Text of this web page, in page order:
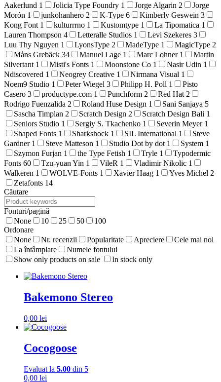
Aakerlund 1 Jolicia Type Foundry 1 Jorge Algarin 2
Jorge
Morón 1 junkohanhero 2 K-Type 6 Kimberly Geswein 3
Kong Font 1 kulturrrno 1 Kustomtype 1 La Tipomatica 1
Lauren Thompson 4 Letteralle Studios 1 Levi Szekeres 3
Luu Thy Nguyen 1 LyonsType 2 MadeType 1 MagicType 2
Måns Grebäck 34 Manuel Lage 1 Marc Lohner 1
Martin
Silvertant 1 Misti's Fonts 1 Moonstone Co 1 Nasir Udin 1
Ndiscovered 1 Neogrey Creative 1 Nirmana Visual 1
Noem9 Studio 1 Peter Wiegel 3 Philipp H. Poll 1
Pisto
Casero 3 productype.com 1 Punchform 2 Red Hat 2
Rodrigo Fuenzalida 2 Roland Huse Design 1 Sani Sanjaya 5
Sascha Timplan 2 Scratch Design 2 Scratch Design Bali 1
Seniors Studio 1 Sergiy S. Tkachenko 1 Severin Meyer 1
Shaped Fonts 1 Sharkshock 1 SIL International 1
Steve
Gardner 1 Steve Matteson 1 Studio Dot by dot 1 System 1
Szymon Furjan 1 the Type Fetish 1 Tryle 1
Typodermic
Fonts 60 Tzu-yuan Yin 1 VileR 1 Vladimir Nikolic 1
Walkeren 1 WOLVE-Fonts 1 Xavier Haag 1 Yves Michel 2
Zetafonts 14
Căutare
Fonturi/pagină
None
10 25 50
100
Ordonare
None
Nr. recenzii Popularitate Apreciere
Cele mai noi
La întâmplare
Numele fontului
Show only products on sale
In stock only
Bakemono Stereo
0,00 lei
Cocogoose
Evaluat la 5.00 din 5
0,00 lei